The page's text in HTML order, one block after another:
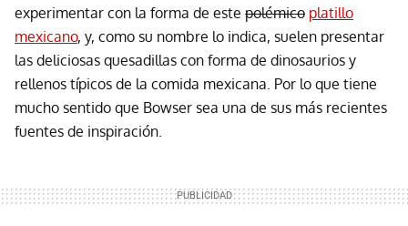
experimentar con la forma de este polémico platillo
mexicano, y, como su nombre lo indica, suelen presentar
las deliciosas quesadillas con forma de dinosaurios y
rellenos típicos de la comida mexicana. Por lo que tiene
mucho sentido que Bowser sea una de sus más recientes
fuentes de inspiración.